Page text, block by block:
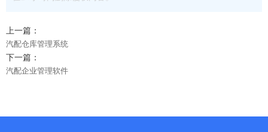
上一篇：
汽配仓库管理系统
下一篇：
汽配企业管理软件